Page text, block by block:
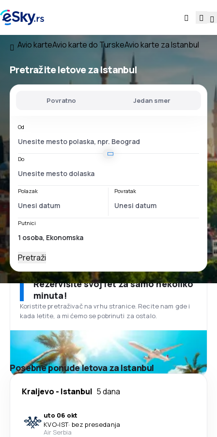
Avio karteAvio karte do TurskeAvio karte za Istanbul
Pretražite letove za Istanbul
Povratno Jedan smer
Od
Do
Polazak Povratak
Putnici
Pretraži
Rezervišite svoj let za samo nekoliko
minuta!
Koristite pretraživač na vrhu stranice. Recite nam gde i
kada letite, a mi ćemo se pobrinuti za ostalo.
Posebne ponude letova za Istanbul
Kraljevo - Istanbul 5 dana
uto 06 okt
KVO-IST· bez presedanja
Air Serbia